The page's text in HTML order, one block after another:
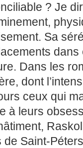
? Je
Sa
Dans les
dont
ceux qui
à leurs
de Saint-